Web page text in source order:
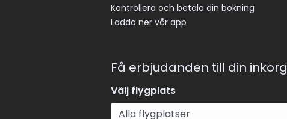
Kontrollera och betala din bokning
Ladda ner vår app
Få erbjudanden till din inkorg
Välj flygplats